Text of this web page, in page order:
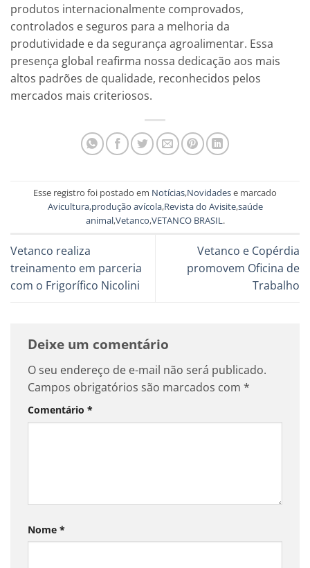
produtos internacionalmente comprovados,
controlados e seguros para a melhoria da
produtividade e da segurança agroalimentar. Essa
presença global reafirma nossa dedicação aos mais
altos padrões de qualidade, reconhecidos pelos
mercados mais criteriosos.
Esse registro foi postado em Notícias,Novidadese marcado
Avicultura,produção avícola,Revista do Avisite,saúde
animal,Vetanco,VETANCO BRASIL.
Vetanco realiza
treinamento em parceria
com o Frigorífico Nicolini
Vetanco e Copérdia
promovem Oficina de
Trabalho
Deixe um comentário
O seu endereço de e-mail não será publicado.
Campos obrigatórios são marcados com *
Comentário *
Nome *